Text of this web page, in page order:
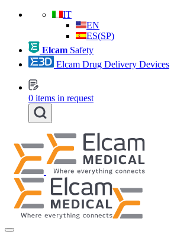
IT
EN
ES(SP)
Elcam Safety
Elcam Drug Delivery Devices
0 items in request